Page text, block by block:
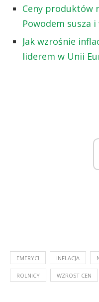
Ceny produktów
Powodem susza
Jak wzrośnie
liderem w Unii
EMERYCI INFLACJA
ROLNICY WZROST CEN